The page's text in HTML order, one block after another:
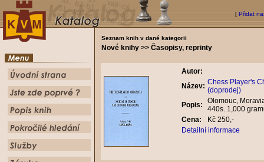
[ Přidat
Seznam knih v dané kategorii
Nové knihy >> Časopisy, reprinty
Autor:
Název: Chess Player's
(doprodej)
Popis:
Olomouc,
440s. 1,000
Cena:
Kč 250,-
Detailní informace